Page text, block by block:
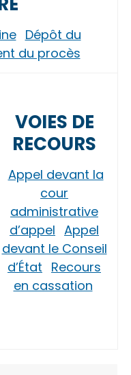
Dépôt du
du procès
VOIES DE
RECOURS
Appel devant la
cour
administrative
d’appel Appel
devant le Conseil
d’État Recours
en cassation